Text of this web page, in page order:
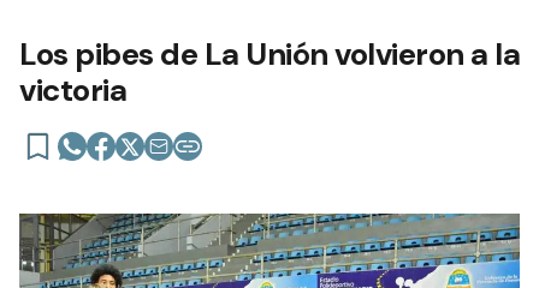
Los pibes de La Unión volvieron a la
victoria